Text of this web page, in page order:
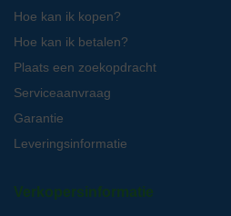
Hoe kan ik kopen?
Hoe kan ik betalen?
Plaats een zoekopdracht
Serviceaanvraag
Garantie
Leveringsinformatie
Verkopersinformatie